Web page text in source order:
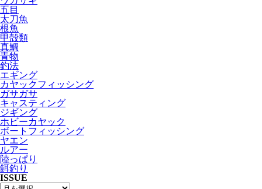
五目
太刀魚
根魚
甲殻類
真鯛
青物
釣法
エギング
カヤックフィッシング
ガサガサ
キャスティング
ジギング
ホビーカヤック
ボートフィッシング
ヤエン
ルアー
陸っぱり
餌釣り
ISSUE